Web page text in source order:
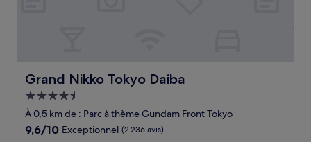
Grand Nikko Tokyo Daiba
Grand Nikko Tokyo Daiba
Hébergement
4.5 étoiles
À 0,5 km de : Parc à thème Gundam Front Tokyo
9.6
9,6/10 Exceptionnel (2 236 avis)